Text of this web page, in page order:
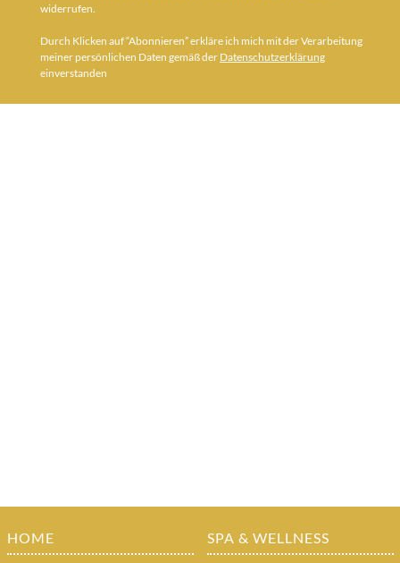
widerrufen.
Durch Klicken auf “Abonnieren” erkläre ich mich mit der Verarbeitung
meiner persönlichen Daten gemäß der Datenschutzerklärung
einverstanden
HOME SPA & WELLNESS